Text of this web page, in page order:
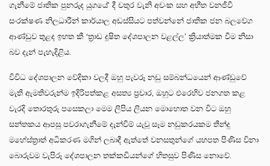
ගැනීමේ ජාතික පුනරුද යුගයේ’ දී චතුර වැනි අවංක සහ අභීත වනජීවී
සංරක්ෂණ නිලධාරීන් කාර්යාල අඩස්සියට පත්වන්නේ ජාතික ජන බලවේග
ආණ්ඩුව තුළද ඉහත කී ‘ත්‍රාඩ දූෂිත දේශපාලන වළල්ල’ ක්‍රියාත්මක වීම නිසා
බව දැන් පැහැදිළිය.
විවිධ දේශපාලන වේදිකා වලදී ඔහු පැවරූ නඩු සම්බන්ධයෙන් ආණ්ඩුවේ
මැති ඇමතිවරුන්ම ඉදිරිපත්කළ අසත්‍ය ප්‍රචාර, ඔහුට එරෙහිව ජනගත කළ
වැරදි තොරතුරු පසෙකලා මෙම ලිපිය ලියන මොහොත වන විට ඔහු
සන්තකය ආපසු පවරාගැනීමේ දැන්වීම් යැවූ සෑම නඩුකරයකම තීන්දු
මහේස්ත්‍රාත් අධිකරණ මගින් ලබාදී ඇත්තේ වනසතුන්ගේ යහපත පිණිස විනා
බොරුවම වැපිරූ දේශපාලන තක්කඩියන්ගේ හිතසුව පිණිස නොවේ.